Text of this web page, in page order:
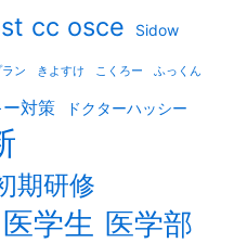
cc osce Sidow
ン きよすけ こくろー ふっくん
対策 ドクターハッシー
期研修
医学生 医学部